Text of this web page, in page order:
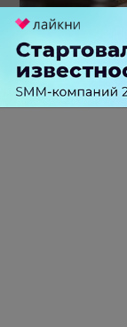
Каким брендам
коммуникации,